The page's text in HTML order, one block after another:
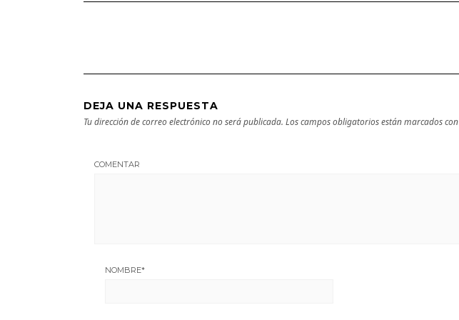
DEJA UNA RESPUESTA
Tu dirección de correo electrónico no será publicada. Los campos obligatorios están marcados con
COMENTAR
NOMBRE*